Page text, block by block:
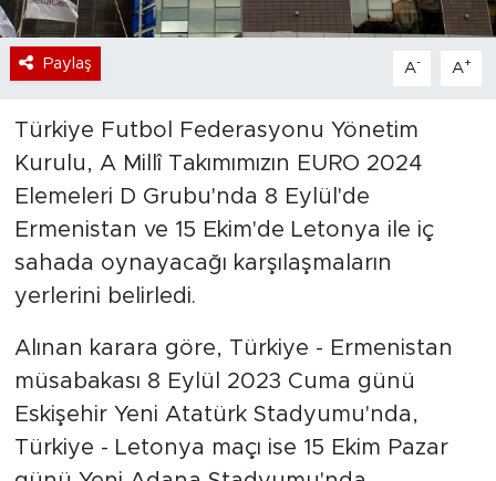
Paylaş A- A+
Türkiye Futbol Federasyonu Yönetim
Kurulu, A Millî Takımımızın EURO 2024
Elemeleri D Grubu'nda 8 Eylül'de
Ermenistan ve 15 Ekim'de Letonya ile iç
sahada oynayacağı karşılaşmaların
yerlerini belirledi.
Alınan karara göre, Türkiye - Ermenistan
müsabakası 8 Eylül 2023 Cuma günü
Eskişehir Yeni Atatürk Stadyumu'nda,
Türkiye - Letonya maçı ise 15 Ekim Pazar
Sektör